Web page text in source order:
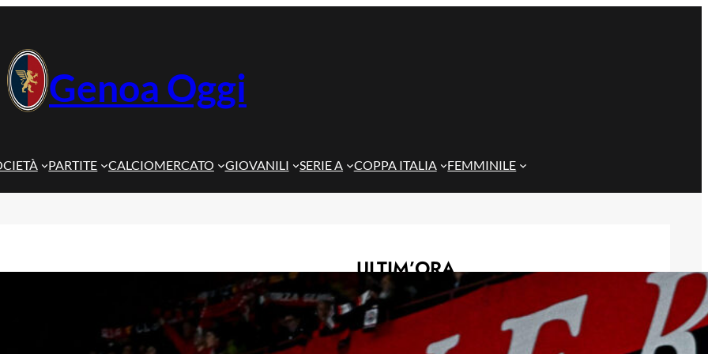
Genoa Oggi
PARTITE CALCIOMERCATO GIOVANILI SERIE A COPPA ITALIA FEMMINILE
ULTIM’ORA
Genoa, al Ferraris il Deportivo A
Coruña: nuovo nome e ritorno nella